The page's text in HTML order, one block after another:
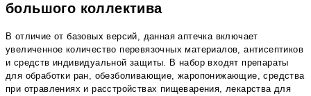
большого коллектива
В отличие от базовых версий, данная аптечка включает
увеличенное количество перевязочных материалов, антисептиков
и средств индивидуальной защиты. В набор входят препараты
для обработки ран, обезболивающие, жаропонижающие, средства
при отравлениях и расстройствах пищеварения, лекарства для